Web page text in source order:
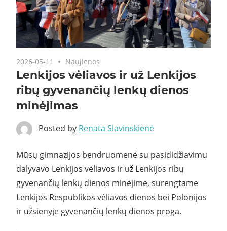
2026-05-11 Naujienos
Lenkijos vėliavos ir už Lenkijos
ribų gyvenančių lenkų dienos
minėjimas
Posted by Renata Slavinskienė
Mūsų gimnazijos bendruomenė su pasididžiavimu
dalyvavo Lenkijos vėliavos ir už Lenkijos ribų
gyvenančių lenkų dienos minėjime, surengtame
Lenkijos Respublikos vėliavos dienos bei Polonijos
ir užsienyje gyvenančių lenkų dienos proga.